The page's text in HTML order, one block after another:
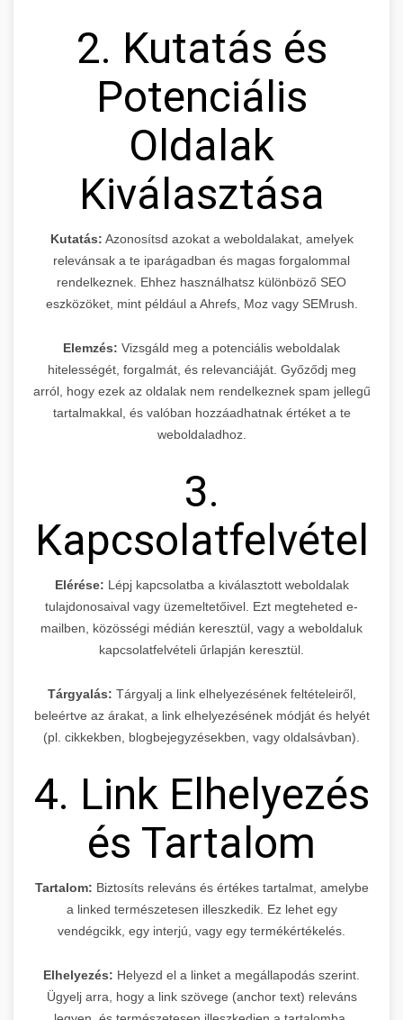
2. Kutatás és
Potenciális
Oldalak
Kiválasztása
Kutatás: Azonosítsd azokat a weboldalakat, amelyek
relevánsak a te iparágadban és magas forgalommal
rendelkeznek. Ehhez használhatsz különböző SEO
eszközöket, mint például a Ahrefs, Moz vagy SEMrush.
Elemzés: Vizsgáld meg a potenciális weboldalak
hitelességét, forgalmát, és relevanciáját. Győződj meg
arról, hogy ezek az oldalak nem rendelkeznek spam jellegű
tartalmakkal, és valóban hozzáadhatnak értéket a te
weboldaladhoz.
3.
Kapcsolatfelvétel
Elérése: Lépj kapcsolatba a kiválasztott weboldalak
tulajdonosaival vagy üzemeltetőivel. Ezt megteheted e-
mailben, közösségi médián keresztül, vagy a weboldaluk
kapcsolatfelvételi űrlapján keresztül.
Tárgyalás: Tárgyalj a link elhelyezésének feltételeiről,
beleértve az árakat, a link elhelyezésének módját és helyét
(pl. cikkekben, blogbejegyzésekben, vagy oldalsávban).
4. Link Elhelyezés
és Tartalom
Tartalom: Biztosíts releváns és értékes tartalmat, amelybe
a linked természetesen illeszkedik. Ez lehet egy
vendégcikk, egy interjú, vagy egy termékértékelés.
Elhelyezés: Helyezd el a linket a megállapodás szerint.
Ügyelj arra, hogy a link szövege (anchor text) releváns